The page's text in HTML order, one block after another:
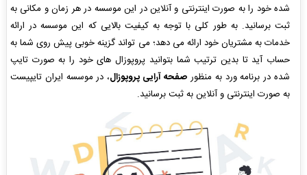
شده خود را به صورت اینترنتی و آنلاین در این موسسه در هر زمان و مکانی به
ثبت برسانید. به طور کلی با توجه به کیفیت بالایی که این موسسه در ارائه
خدمات به مشتریان خود ارائه می دهد؛ می تواند گزینه خوبی پیش روی شما به
حساب آید تا بدین ترتیب شما بتوانید پروپوزال های خود را به صورت تایپ
شده در برنامه ورد به منظور صفحه آرایی پروپوزال، در موسسه ایران تایپیست
به صورت اینترنتی و آنلاین به ثبت برسانید.